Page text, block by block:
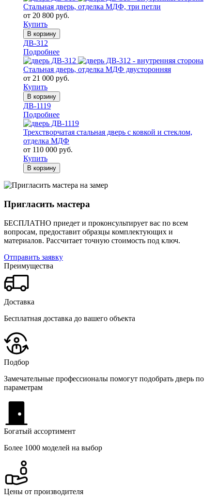
Стальная дверь, отделка МДФ, три петли
от 20 800 руб.
Купить
В корзину
ДВ-312
Подробнее
Стальная дверь, отделка МДФ двусторонняя
от 21 000 руб.
Купить
В корзину
ДВ-1119
Подробнее
Трехстворчатая стальная дверь с ковкой и стеклом,
отделка МДФ
от 110 000 руб.
Купить
В корзину
Пригласить мастера
БЕСПЛАТНО приедет и проконсультирует вас по всем
вопросам, предоставит образцы комплектующих и
материалов. Рассчитает точную стоимость под ключ.
Отправить заявку
Преимущества
Доставка
Бесплатная доставка до вашего объекта
Подбор
Замечательные профессионалы помогут подобрать дверь по
параметрам
Богатый ассортимент
Более 1000 моделей на выбор
Цены от производителя